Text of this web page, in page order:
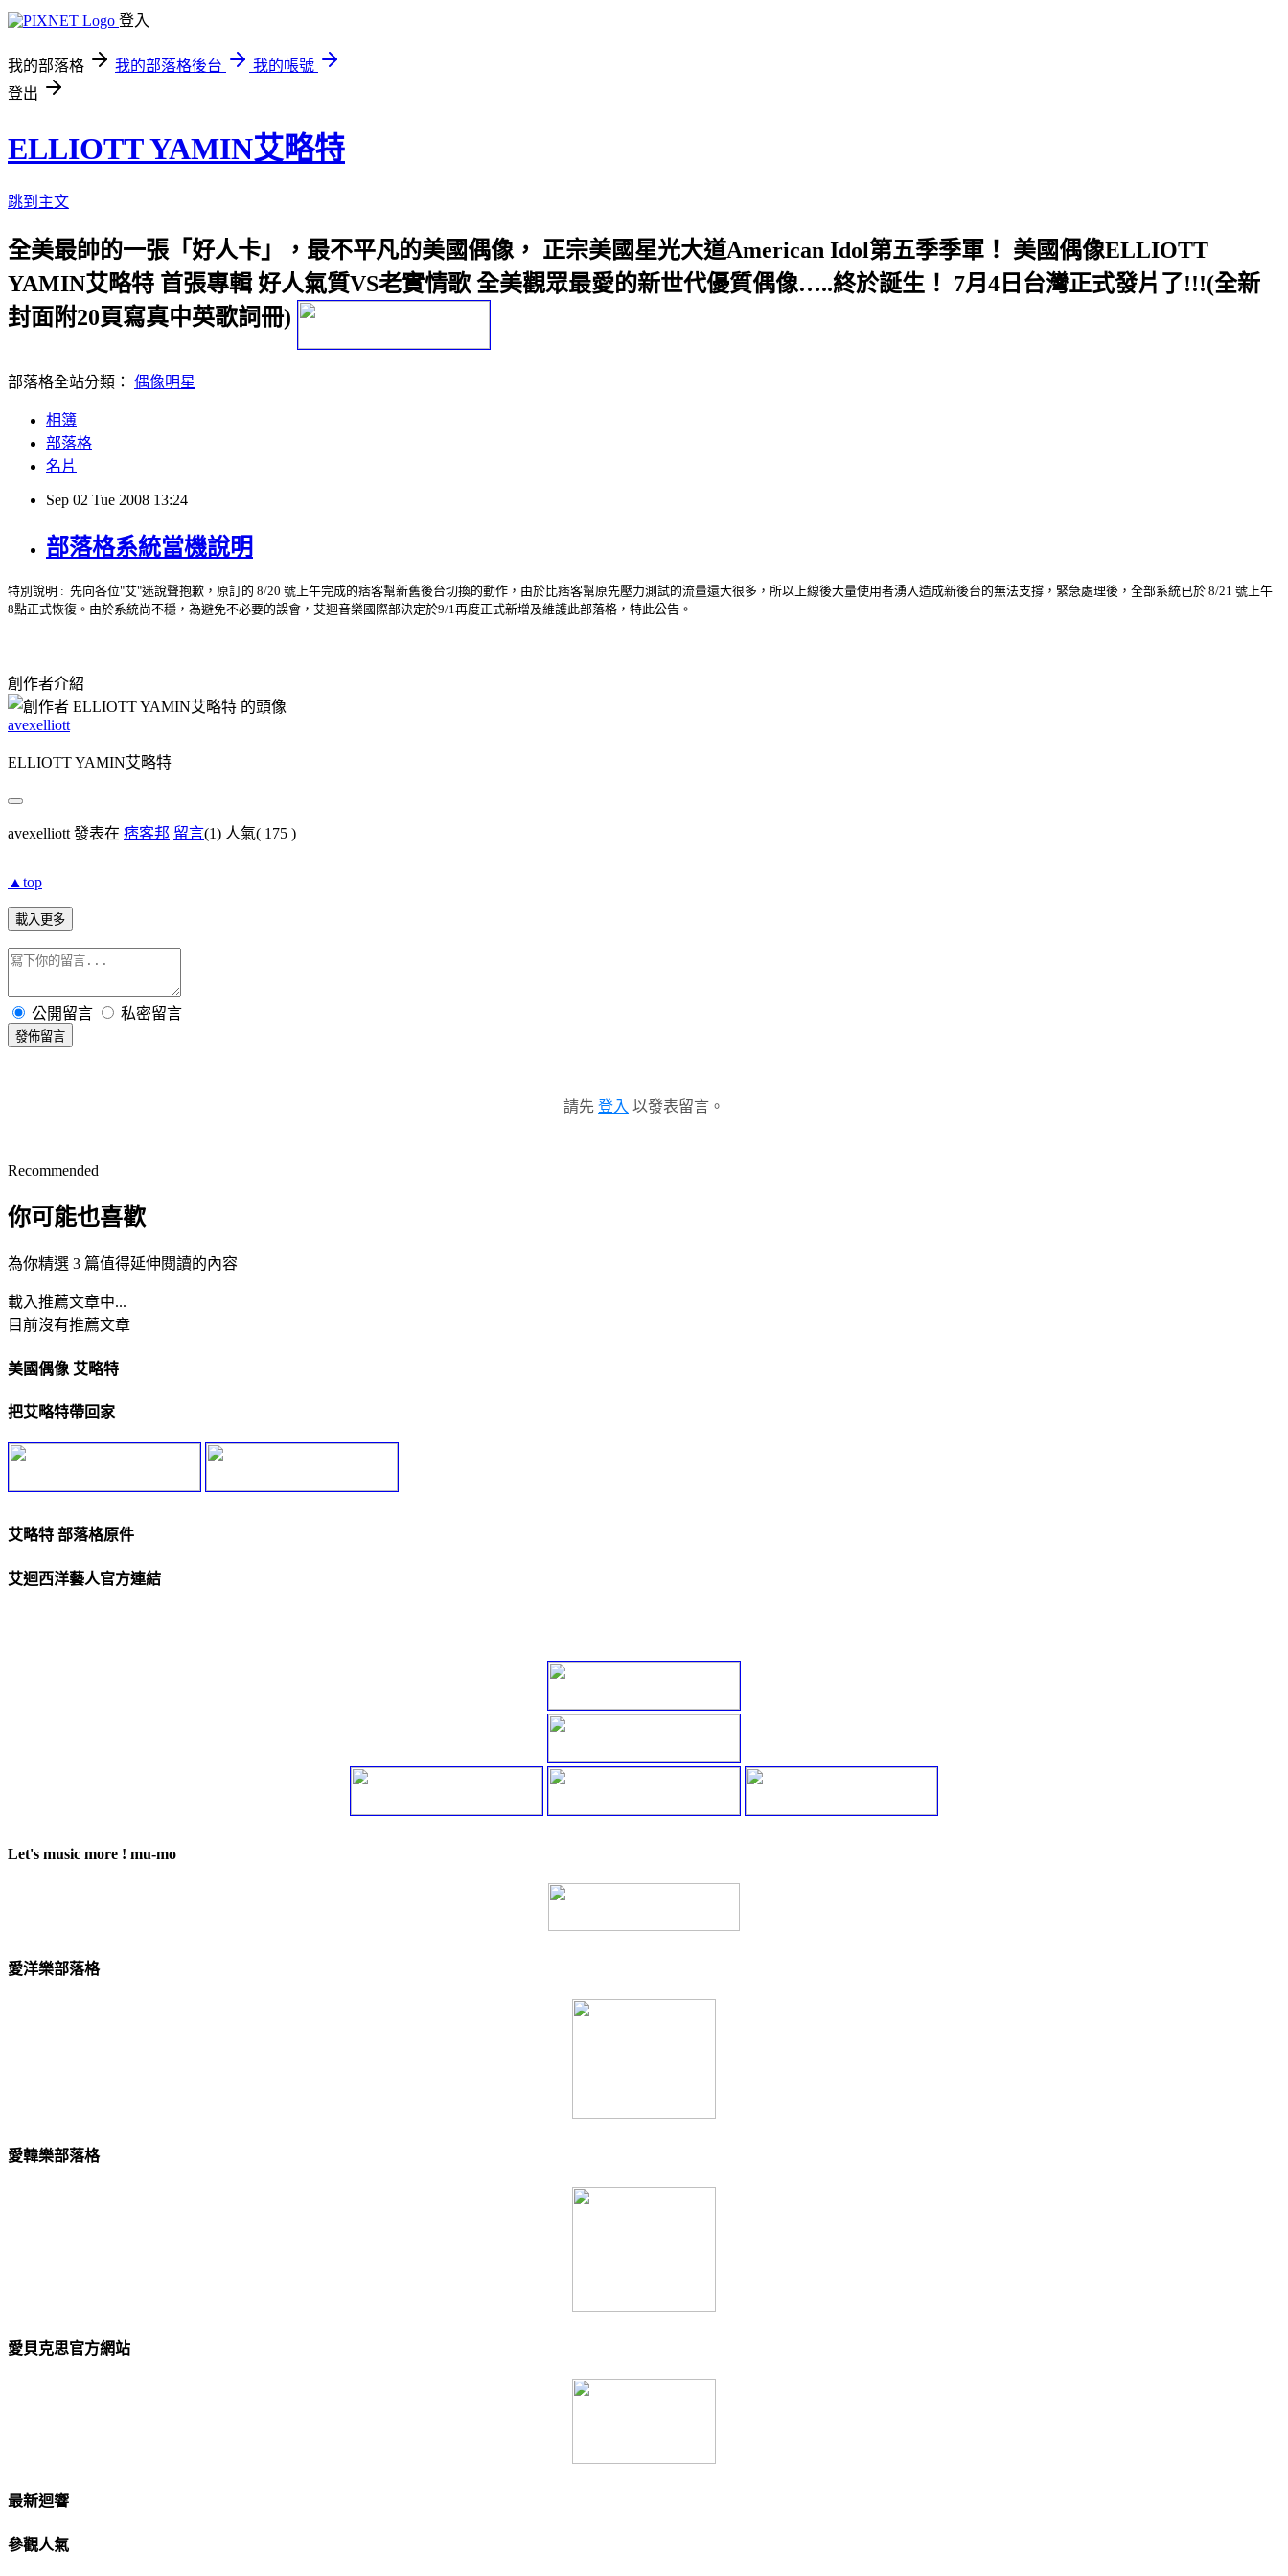
登入
我的部落格 我的部落格後台
我的帳號
登出
ELLIOTT YAMIN艾略特
跳到主文
全美最帥的一張「好人卡」，最不平凡的美國偶像， 正宗美國星光大道American Idol第五季季軍！ 美國偶像ELLIOTT
YAMIN艾略特 首張專輯 好人氣質VS老實情歌 全美觀眾最愛的新世代優質偶像…..終於誕生！ 7月4日台灣正式發片了!!!(全新
封面附20頁寫真中英歌詞冊)
部落格全站分類： 偶像明星
相簿
部落格
名片
Sep 02 Tue 2008 13:24
部落格系統當機說明
特別說明 : 先向各位"艾"迷說聲抱歉，原訂的 8/20 號上午完成的痞客幫新舊後台切換的動作，由於比痞客幫原先壓力測試的流量還大很多，所以上線後大量使用者湧入造成新後台的無法支撐，緊急處理後，全部系統已於 8/21 號上午
8點正式恢復。由於系統尚不穩，為避免不必要的誤會，艾迴音樂國際部決定於9/1再度正式新增及維護此部落格，特此公告。
創作者介紹
avexelliott
ELLIOTT YAMIN艾略特
avexelliott 發表在 痞客邦 留言(1) 人氣( 175 )
▲top
載入更多
公開留言 私密留言
發佈留言
請先 登入 以發表留言。
Recommended
你可能也喜歡
為你精選 3 篇值得延伸閱讀的內容
載入推薦文章中...
目前沒有推薦文章
美國偶像 艾略特
把艾略特帶回家
艾略特 部落格原件
艾迴西洋藝人官方連結
Let's music more ! mu-mo
愛洋樂部落格
愛韓樂部落格
愛貝克思官方網站
最新迴響
參觀人氣